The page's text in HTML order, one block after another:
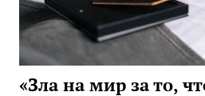
«Зла на мир за то,